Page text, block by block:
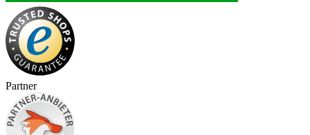
Partner